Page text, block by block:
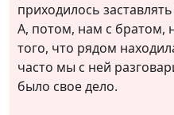
приходилось
А, потом, нам с братом,
того, что рядом
часто мы с ней
было свое дело.